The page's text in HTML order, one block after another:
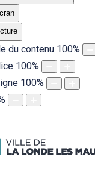
du contenu 100%
100%
100%